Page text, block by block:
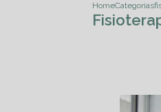
HomeCategorias